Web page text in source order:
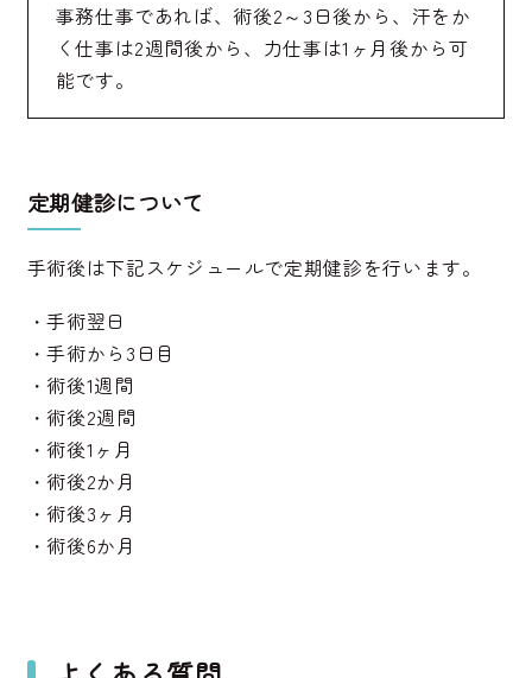
事務仕事であれば、術後2～3日後から、汗をか
く仕事は2週間後から、力仕事は1ヶ月後から可
能です。
定期健診について
手術後は下記スケジュールで定期健診を行います。
・手術翌日
・手術から3日目
・術後1週間
・術後2週間
・術後1ヶ月
・術後2か月
・術後3ヶ月
・術後6か月